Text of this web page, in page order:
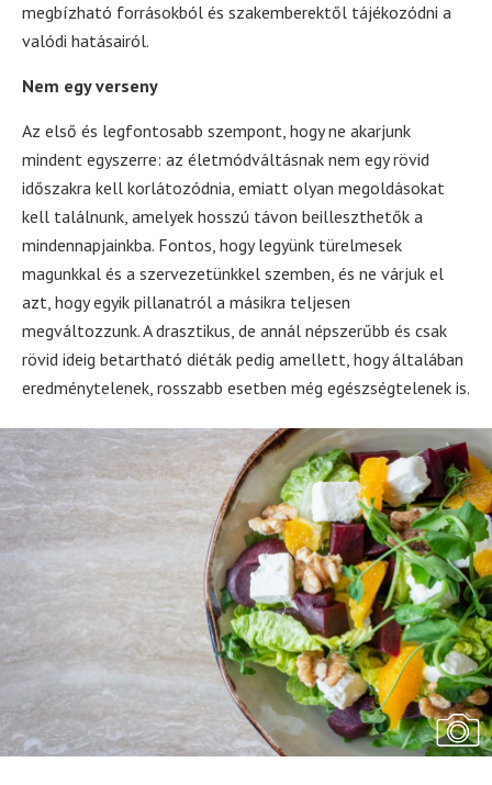
megbízható forrásokból és szakemberektől tájékozódni a
valódi hatásairól.
Nem egy verseny
Az első és legfontosabb szempont, hogy ne akarjunk
mindent egyszerre: az életmódváltásnak nem egy rövid
időszakra kell korlátozódnia, emiatt olyan megoldásokat
kell találnunk, amelyek hosszú távon beilleszthetők a
mindennapjainkba. Fontos, hogy legyünk türelmesek
magunkkal és a szervezetünkkel szemben, és ne várjuk el
azt, hogy egyik pillanatról a másikra teljesen
megváltozzunk. A drasztikus, de annál népszerűbb és csak
rövid ideig betartható diéták pedig amellett, hogy általában
eredménytelenek, rosszabb esetben még egészségtelenek is.